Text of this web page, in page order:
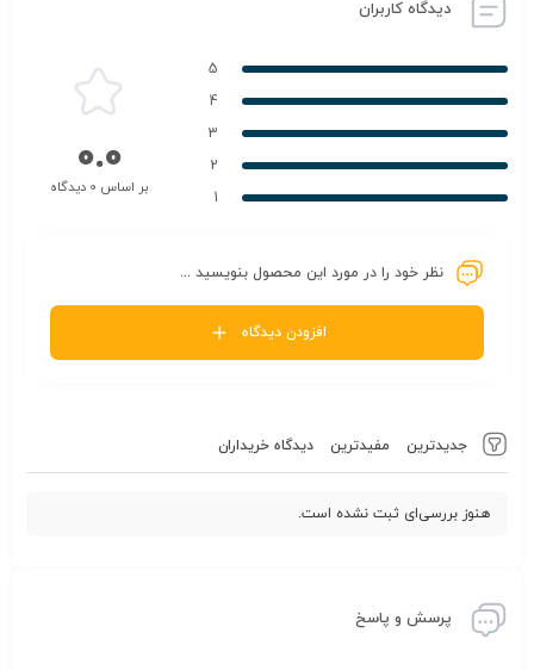
دیدگاه کاربران
جدیدترین مفیدترین دیدگاه خریداران
هنوز بررسی‌ای ثبت نشده است.
5
4
3
2
1
0.0
بر اساس 0 دیدگاه
نظر خود را در مورد این محصول بنویسید ...
افزودن دیدگاه
پرسش و پاسخ